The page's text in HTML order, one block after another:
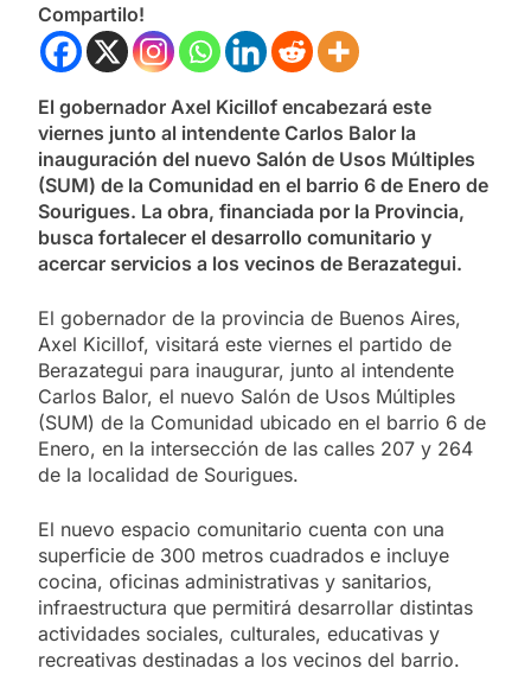
Compartilo!
El gobernador Axel Kicillof encabezará este
viernes junto al intendente Carlos Balor la
inauguración del nuevo Salón de Usos Múltiples
(SUM) de la Comunidad en el barrio 6 de Enero de
Sourigues. La obra, financiada por la Provincia,
busca fortalecer el desarrollo comunitario y
acercar servicios a los vecinos de Berazategui.
El gobernador de la provincia de Buenos Aires,
Axel Kicillof, visitará este viernes el partido de
Berazategui para inaugurar, junto al intendente
Carlos Balor, el nuevo Salón de Usos Múltiples
(SUM) de la Comunidad ubicado en el barrio 6 de
Enero, en la intersección de las calles 207 y 264
de la localidad de Sourigues.
El nuevo espacio comunitario cuenta con una
superficie de 300 metros cuadrados e incluye
cocina, oficinas administrativas y sanitarios,
infraestructura que permitirá desarrollar distintas
actividades sociales, culturales, educativas y
recreativas destinadas a los vecinos del barrio.